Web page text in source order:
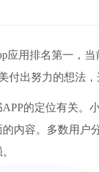
用排名第一，当
付出努力的想法
的定位有关。
内容。多数用